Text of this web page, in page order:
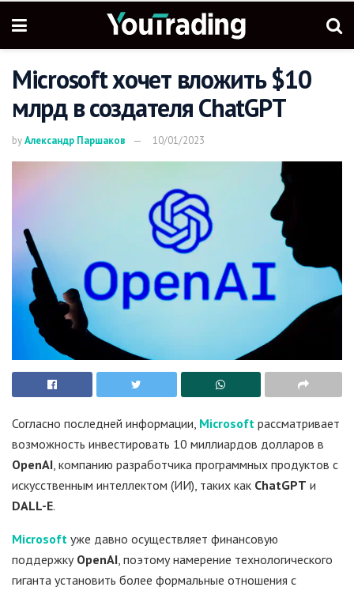
Microsoft хочет вложить $10
млрд в создателя ChatGPT
byАлександр Паршаков 10/01/2023
Согласно последней информации, Microsoft рассматривает
возможность инвестировать 10 миллиардов долларов в
OpenAI , компанию разработчика программных продуктов с
искусственным интеллектом (ИИ), таких как ChatGPT и
DALL-E.
Microsoft уже давно осуществляет финансовую
поддержку OpenAI , поэтому намерение технологического
гиганта установить более формальные отношения с